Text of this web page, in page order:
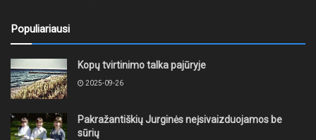
Populiariausi
Kopų tvirtinimo talka pajūryje
2025-09-26
Pakražantiškių Jurginės neįsivaizduojamos be
sūrių